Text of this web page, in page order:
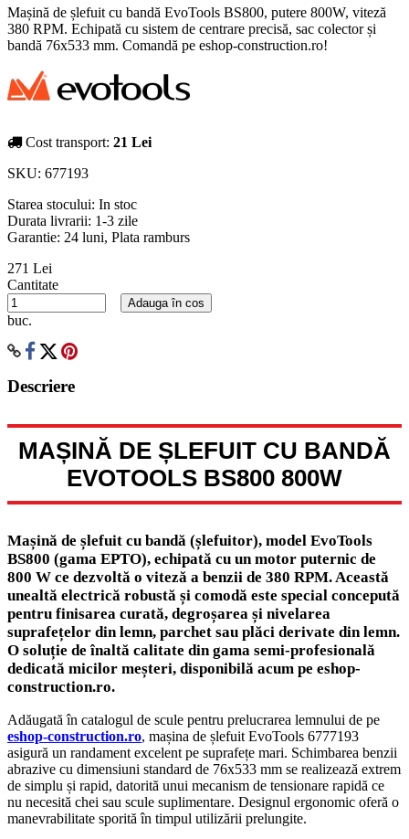
Mașină de șlefuit cu bandă EvoTools BS800, putere 800W, viteză
380 RPM. Echipată cu sistem de centrare precisă, sac colector și
bandă 76x533 mm. Comandă pe eshop-construction.ro!
Cost transport: 21 Lei
SKU: 677193
Starea stocului: In stoc
Durata livrarii: 1-3 zile
Garantie: 24 luni, Plata ramburs
271 Lei
Cantitate
buc.
Adauga în cos
Descriere
MAȘINĂ DE ȘLEFUIT CU BANDĂ
EVOTOOLS BS800 800W
Mașină de șlefuit cu bandă (șlefuitor), model EvoTools
BS800 (gama EPTO), echipată cu un motor puternic de
800 W ce dezvoltă o viteză a benzii de 380 RPM. Această
unealtă electrică robustă și comodă este special concepută
pentru finisarea curată, degroșarea și nivelarea
suprafețelor din lemn, parchet sau plăci derivate din lemn.
O soluție de înaltă calitate din gama semi-profesională
dedicată micilor meșteri, disponibilă acum pe eshop-
construction.ro.
Adăugată în catalogul de scule pentru prelucrarea lemnului de pe
eshop-construction.ro, mașina de șlefuit EvoTools 6777193
asigură un randament excelent pe suprafețe mari. Schimbarea benzii
abrazive cu dimensiuni standard de 76x533 mm se realizează extrem
de simplu și rapid, datorită unui mecanism de tensionare rapidă ce
nu necesită chei sau scule suplimentare. Designul ergonomic oferă o
manevrabilitate sporită în timpul utilizării prelungite.